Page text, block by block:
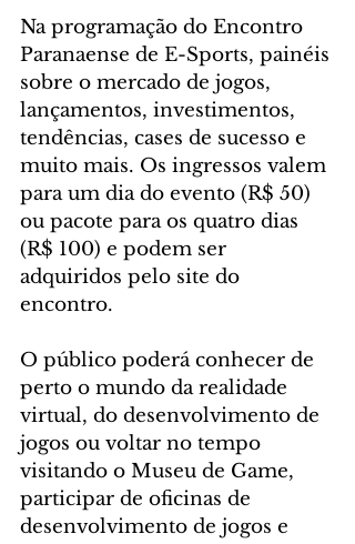
Na programação do Encontro
Paranaense de E-Sports, painéis
sobre o mercado de jogos,
lançamentos, investimentos,
tendências, cases de sucesso e
muito mais. Os ingressos valem
para um dia do evento (R$ 50)
ou pacote para os quatro dias
(R$ 100) e podem ser
adquiridos pelo site do
encontro.
O público poderá conhecer de
perto o mundo da realidade
virtual, do desenvolvimento de
jogos ou voltar no tempo
visitando o Museu de Game,
participar de oficinas de
desenvolvimento de jogos e